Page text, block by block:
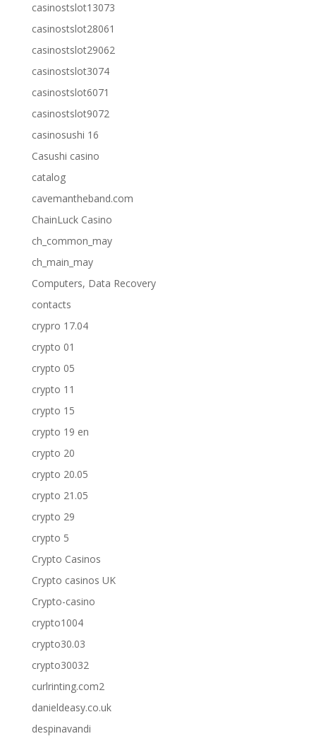
casinostslot13073
casinostslot28061
casinostslot29062
casinostslot3074
casinostslot6071
casinostslot9072
casinosushi 16
Casushi casino
catalog
cavemantheband.com
ChainLuck Casino
ch_common_may
ch_main_may
Computers, Data Recovery
contacts
crypro 17.04
crypto 01
crypto 05
crypto 11
crypto 15
crypto 19 en
crypto 20
crypto 20.05
crypto 21.05
crypto 29
crypto 5
Crypto Casinos
Crypto casinos UK
Crypto-casino
crypto1004
crypto30.03
crypto30032
curlrinting.com2
danieldeasy.co.uk
despinavandi